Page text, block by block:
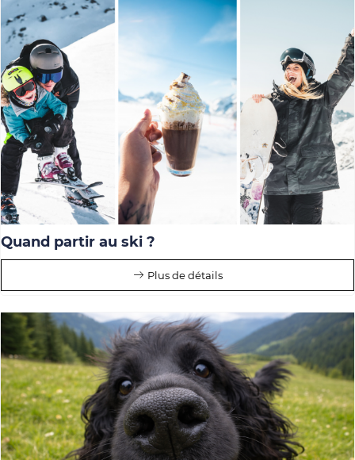
Quand partir au ski ?
Plus de détails